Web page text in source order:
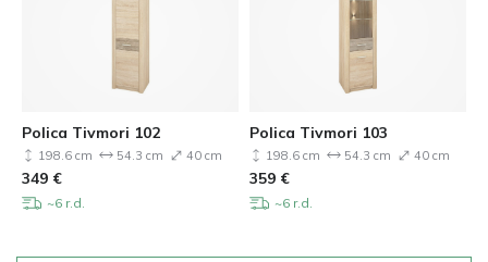
Polica Tivmori 102
198.6 cm 54.3 cm 40 cm
349 €
~6 r.d.
Polica Tivmori 103
198.6 cm 54.3 cm 40 cm
359 €
~6 r.d.